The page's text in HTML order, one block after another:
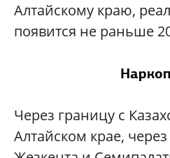
Алтайскому краю,
появится не раньше
Через границу с
Алтайском крае,